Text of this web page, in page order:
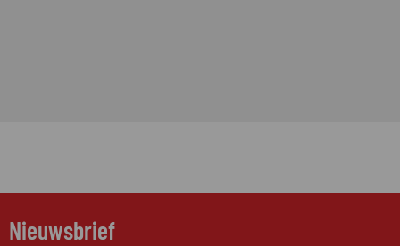
Nieuwsbrief